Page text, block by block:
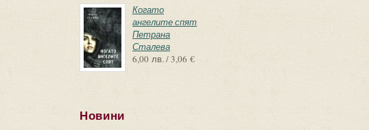
Когато
ангелите спят
Петрана
Сталева
6,00 лв. / 3,06 €
Новини